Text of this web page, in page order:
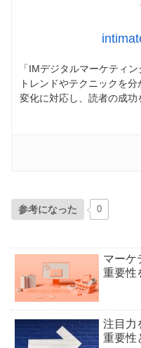
「IMデジタルマーケティ
トレンドやテクニックを
変化に対応し、読者の成
参考になった 0
マーケ
重要性
注目力
重要性